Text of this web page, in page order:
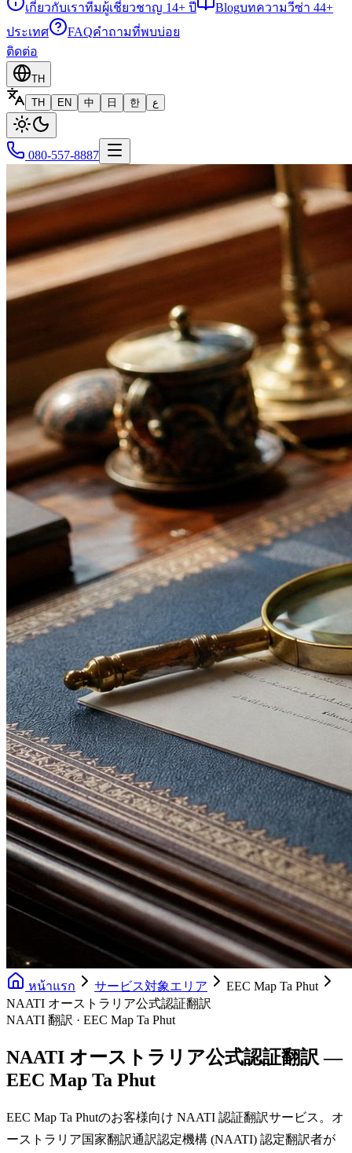
เกี่ยวกับเราทีมผู้เชี่ยวชาญ 14+ ปี Blogบทความวีซ่า 44+
ประเทศ
FAQคำถามที่พบบ่อย
ติดต่อ
TH
TH
EN 中 日 한 ع
080-557-8887
หน้าแรก サービス対象エリア
EEC Map Ta Phut
NAATI オーストラリア公式認証翻訳
NAATI 翻訳 · EEC Map Ta Phut
NAATI オーストラリア公式認証翻訳 —
EEC Map Ta Phut
EEC Map Ta Phutのお客様向け NAATI 認証翻訳サービス。オ
ーストラリア国家翻訳通訳認定機構 (NAATI) 認定翻訳者が